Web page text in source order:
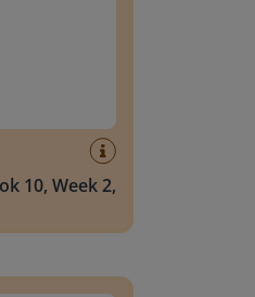
10, Week 2,